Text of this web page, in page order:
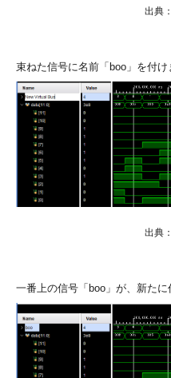
出典
束ねた信号に名前「boo」を付け
出典
一番上の信号「boo」が、新たに